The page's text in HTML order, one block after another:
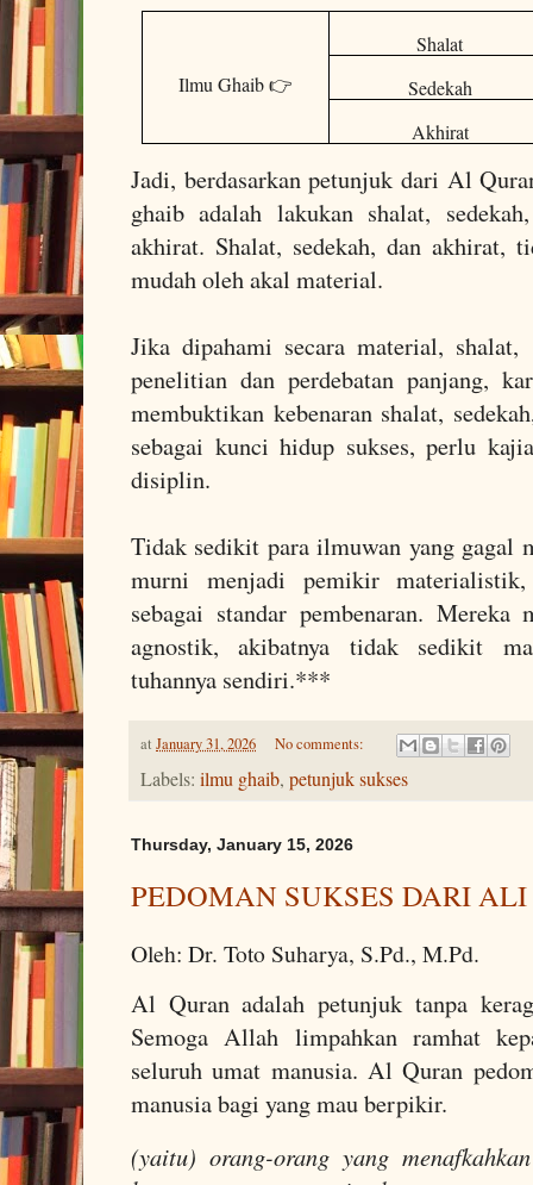
Ilmu Ghaib 👉
Shalat
Sedekah
Akhirat
Jadi, berdasarkan petunjuk dari Al
ghaib adalah lakukan shalat,
akhirat. Shalat, sedekah, dan akhirat,
mudah oleh akal material.
Jika dipahami secara material,
penelitian dan perdebatan panjang,
membuktikan kebenaran shalat,
sebagai kunci hidup sukses, perlu
disiplin.
Tidak sedikit para ilmuwan yang gagal
murni menjadi pemikir materialistik,
sebagai standar pembenaran. Mereka
agnostik, akibatnya tidak sedikit
tuhannya sendiri.***
at January 31, 2026 No comments:
Labels: ilmu ghaib, petunjuk sukses
Thursday, January 15, 2026
PEDOMAN SUKSES DARI
Oleh: Dr. Toto Suharya, S.Pd., M.Pd.
Al Quran adalah petunjuk tanpa
Semoga Allah limpahkan ramhat
seluruh umat manusia. Al Quran
manusia bagi yang mau berpikir.
(yaitu) orang-orang yang